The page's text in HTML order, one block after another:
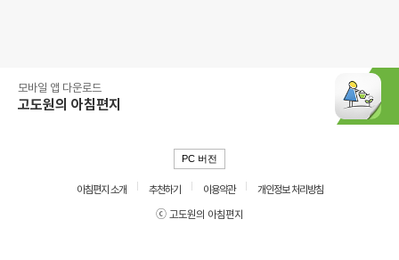
모바일 앱 다운로드
고도원의 아침편지
PC 버전
아침편지 소개 추천하기 이용약관
개인정보 처리방침
ⓒ 고도원의 아침편지